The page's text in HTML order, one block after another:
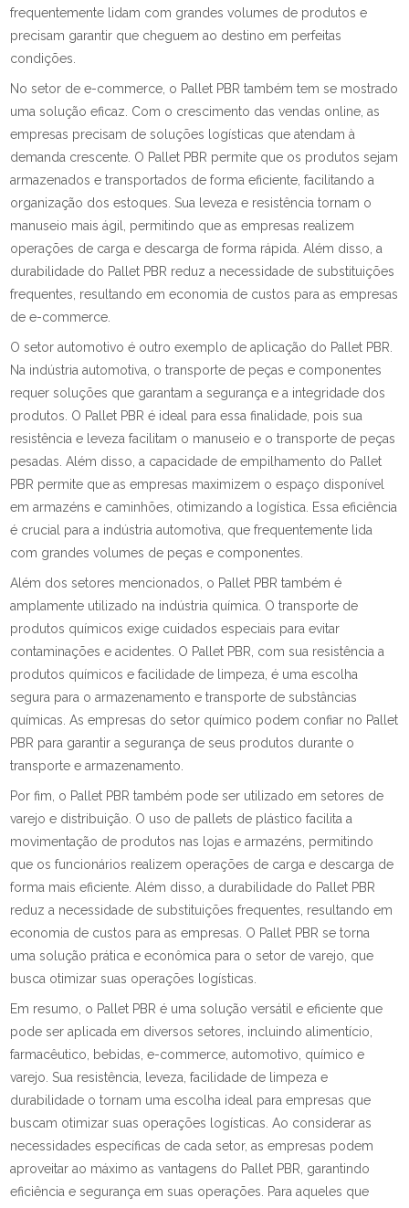
frequentemente lidam com grandes volumes de produtos e
precisam garantir que cheguem ao destino em perfeitas
condições.
No setor de e-commerce, o Pallet PBR também tem se mostrado
uma solução eficaz. Com o crescimento das vendas online, as
empresas precisam de soluções logísticas que atendam à
demanda crescente. O Pallet PBR permite que os produtos sejam
armazenados e transportados de forma eficiente, facilitando a
organização dos estoques. Sua leveza e resistência tornam o
manuseio mais ágil, permitindo que as empresas realizem
operações de carga e descarga de forma rápida. Além disso, a
durabilidade do Pallet PBR reduz a necessidade de substituições
frequentes, resultando em economia de custos para as empresas
de e-commerce.
O setor automotivo é outro exemplo de aplicação do Pallet PBR.
Na indústria automotiva, o transporte de peças e componentes
requer soluções que garantam a segurança e a integridade dos
produtos. O Pallet PBR é ideal para essa finalidade, pois sua
resistência e leveza facilitam o manuseio e o transporte de peças
pesadas. Além disso, a capacidade de empilhamento do Pallet
PBR permite que as empresas maximizem o espaço disponível
em armazéns e caminhões, otimizando a logística. Essa eficiência
é crucial para a indústria automotiva, que frequentemente lida
com grandes volumes de peças e componentes.
Além dos setores mencionados, o Pallet PBR também é
amplamente utilizado na indústria química. O transporte de
produtos químicos exige cuidados especiais para evitar
contaminações e acidentes. O Pallet PBR, com sua resistência a
produtos químicos e facilidade de limpeza, é uma escolha
segura para o armazenamento e transporte de substâncias
químicas. As empresas do setor químico podem confiar no Pallet
PBR para garantir a segurança de seus produtos durante o
transporte e armazenamento.
Por fim, o Pallet PBR também pode ser utilizado em setores de
varejo e distribuição. O uso de pallets de plástico facilita a
movimentação de produtos nas lojas e armazéns, permitindo
que os funcionários realizem operações de carga e descarga de
forma mais eficiente. Além disso, a durabilidade do Pallet PBR
reduz a necessidade de substituições frequentes, resultando em
economia de custos para as empresas. O Pallet PBR se torna
uma solução prática e econômica para o setor de varejo, que
busca otimizar suas operações logísticas.
Em resumo, o Pallet PBR é uma solução versátil e eficiente que
pode ser aplicada em diversos setores, incluindo alimentício,
farmacêutico, bebidas, e-commerce, automotivo, químico e
varejo. Sua resistência, leveza, facilidade de limpeza e
durabilidade o tornam uma escolha ideal para empresas que
buscam otimizar suas operações logísticas. Ao considerar as
necessidades específicas de cada setor, as empresas podem
aproveitar ao máximo as vantagens do Pallet PBR, garantindo
eficiência e segurança em suas operações. Para aqueles que